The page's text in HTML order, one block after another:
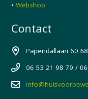
• Webshop
Contact
Papendallaan 60
06 53 21 98 79 /